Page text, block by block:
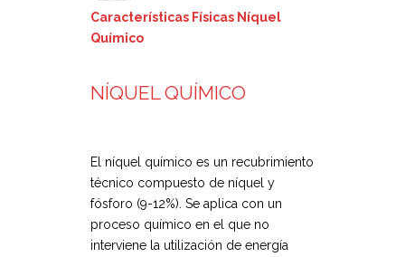
Características Físicas Níquel
Químico
NÍQUEL QUÍMICO
El níquel químico es un recubrimiento
técnico compuesto de níquel y
fósforo (9-12%). Se aplica con un
proceso químico en el que no
interviene la utilización de energía